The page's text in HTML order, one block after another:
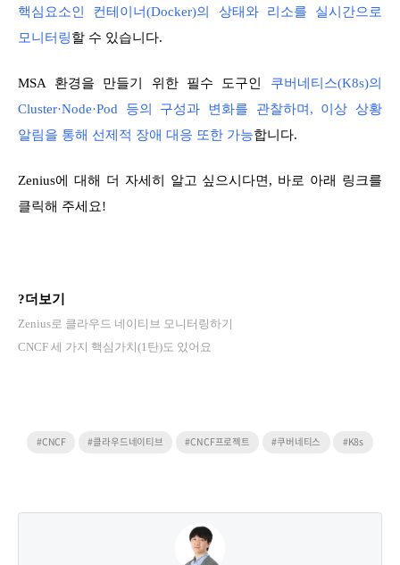
핵심요소인 컨테이너(Docker)의 상태와 리소를 실시간으로
모니터링할 수 있습니다.
MSA 환경을 만들기 위한 필수 도구인 쿠버네티스(K8s)의
Cluster·Node·Pod 등의 구성과 변화를 관찰하며, 이상 상황
알림을 통해 선제적 장애 대응 또한 가능합니다.
Zenius에 대해 더 자세히 알고 싶으시다면, 바로 아래 링크를
클릭해 주세요!
?더보기
Zenius로 클라우드 네이티브 모니터링하기
CNCF 세 가지 핵심가치(1탄)도 있어요
#CNCF #클라우드네이티브 #CNCF프로젝트 #쿠버네티스 #K8s